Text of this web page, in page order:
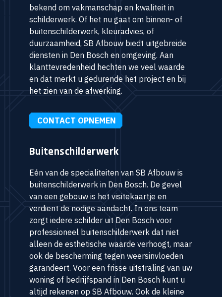
bekend om vakmanschap en kwaliteit in
schilderwerk. Of het nu gaat om binnen- of
buitenschilderwerk, kleuradvies, of
duurzaamheid, SB Afbouw biedt uitgebreide
diensten in Den Bosch en omgeving. Aan
klanttevredenheid hechten we veel waarde
en dat merkt u gedurende het project en bij
het zien van de afwerking.
CONTACT OPNEMEN
Buitenschilderwerk
Eén van de specialiteiten van SB Afbouw is
buitenschilderwerk in Den Bosch. De gevel
van een gebouw is het visitekaartje en
verdient de nodige aandacht. In ons team
zorgt iedere schilder uit Den Bosch voor
professioneel buitenschilderwerk dat niet
alleen de esthetische waarde verhoogt, maar
ook de bescherming tegen weersinvloeden
garandeert. Voor een frisse uitstraling van uw
woning of bedrijfspand in Den Bosch kunt u
altijd rekenen op SB Afbouw. Ook de kleine